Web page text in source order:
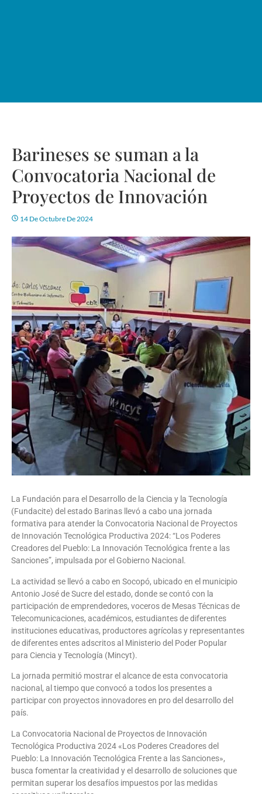
Barineses se suman a la
Convocatoria Nacional de
Proyectos de Innovación
14 De Octubre De 2024
La Fundación para el Desarrollo de la Ciencia y la Tecnología
(Fundacite) del estado Barinas llevó a cabo una jornada
formativa para atender la Convocatoria Nacional de Proyectos
de Innovación Tecnológica Productiva 2024: “Los Poderes
Creadores del Pueblo: La Innovación Tecnológica frente a las
Sanciones”, impulsada por el Gobierno Nacional.
La actividad se llevó a cabo en Socopó, ubicado en el municipio
Antonio José de Sucre del estado, donde se contó con la
participación de emprendedores, voceros de Mesas Técnicas de
Telecomunicaciones, académicos, estudiantes de diferentes
instituciones educativas, productores agrícolas y representantes
de diferentes entes adscritos al Ministerio del Poder Popular
para Ciencia y Tecnología (Mincyt).
La jornada permitió mostrar el alcance de esta convocatoria
nacional, al tiempo que convocó a todos los presentes a
participar con proyectos innovadores en pro del desarrollo del
país.
La Convocatoria Nacional de Proyectos de Innovación
Tecnológica Productiva 2024 «Los Poderes Creadores del
Pueblo: La Innovación Tecnológica Frente a las Sanciones»,
busca fomentar la creatividad y el desarrollo de soluciones que
permitan superar los desafíos impuestos por las medidas